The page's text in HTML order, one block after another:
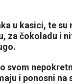
u kasici, te su
za čokoladu i
svom
i ponosni na